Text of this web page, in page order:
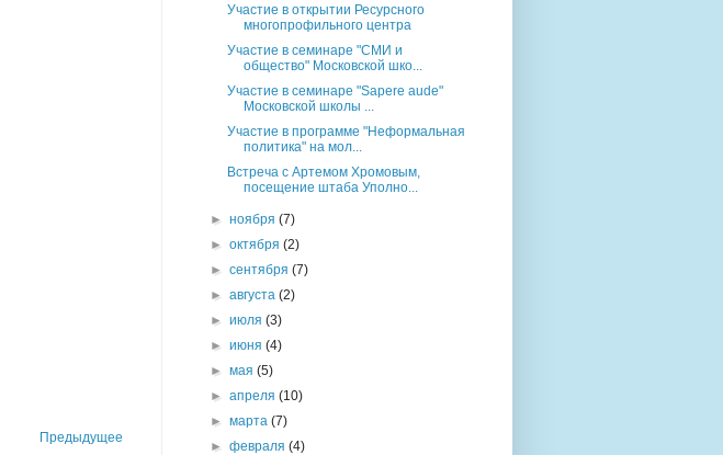
Предыдущее
Участие в открытии Ресурсного
многопрофильного центра
Участие в семинаре "СМИ и
общество" Московской шко...
Участие в семинаре "Sapere aude"
Московской школы ...
Участие в программе "Неформальная
политика" на мол...
Встреча с Артемом Хромовым,
посещение штаба Уполно...
►ноября(7)
►октября(2)
►сентября(7)
►августа(2)
►июля(3)
►июня(4)
►мая(5)
►апреля(10)
►марта(7)
►февраля(4)